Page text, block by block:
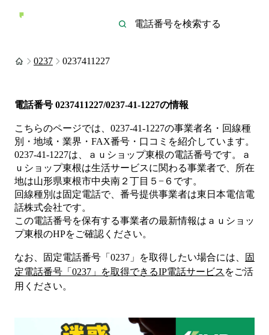
0237 0237411227
電話番号 0237411227/0237-41-1227の情報
こちらのページでは、 0237-41-1227の事業者名・回線種
別・地域・業界・FAX番号・口コミを紹介しています。
0237-41-1227は、 ａｕショップ東根の電話番号です。
ａ
ｕショップ東根は生活サービスに関わる事業者で、所在
地は山形県東根市中央南２丁目５−６ です。
回線種別は固定電話で、番号提供事業者は東日本電信電
話株式会社です。
この電話番号を保有する事業者の最新情報は ａｕショッ
プ東根のHPをご確認ください。
なお、固定電話番号「 0237 」を取得したい場合には、
固
定電話番号「 0237 」を取得できるIP電話サービス をご活
用ください。